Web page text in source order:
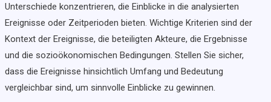
Unterschiede konzentrieren, die Einblicke in die analysierten
Ereignisse oder Zeitperioden bieten. Wichtige Kriterien sind der
Kontext der Ereignisse, die beteiligten Akteure, die Ergebnisse
und die sozioökonomischen Bedingungen. Stellen Sie sicher,
dass die Ereignisse hinsichtlich Umfang und Bedeutung
vergleichbar sind, um sinnvolle Einblicke zu gewinnen.